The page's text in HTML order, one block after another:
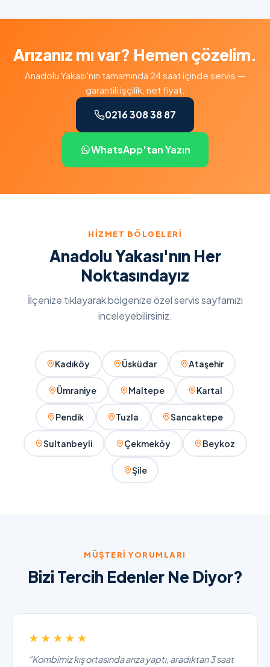
Arızanız mı var? Hemen çözelim.
Anadolu Yakası'nın tamamında 24 saat içinde servis —
garantili işçilik, net fiyat.
0216 308 38 87
WhatsApp'tan Yazın
HIZMET BÖLGELERI
Anadolu Yakası'nın Her
Noktasındayız
İlçenize tıklayarak bölgenize özel servis sayfamızı
inceleyebilirsiniz.
Kadıköy Üsküdar Ataşehir
Ümraniye Maltepe Kartal
Pendik Tuzla Sancaktepe
Sultanbeyli Çekmeköy Beykoz
Şile
MÜŞTERI YORUMLARI
Bizi Tercih Edenler Ne Diyor?
★★★★★
"Kombimiz kış ortasında arıza yaptı, aradıktan 3 saat